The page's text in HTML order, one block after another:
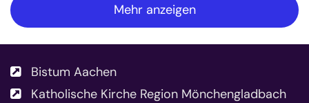
Mehr anzeigen
Bistum Aachen
Katholische Kirche Region Mönchengladbach